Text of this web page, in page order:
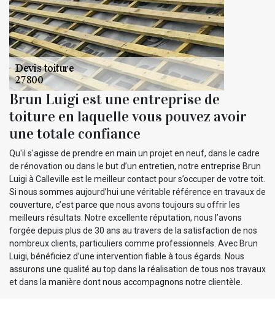
Brun Luigi est une entreprise de
toiture en laquelle vous pouvez avoir
une totale confiance
Qu'il s'agisse de prendre en main un projet en neuf, dans le cadre
de rénovation ou dans le but d’un entretien, notre entreprise Brun
Luigi à Calleville est le meilleur contact pour s’occuper de votre toit.
Si nous sommes aujourd’hui une véritable référence en travaux de
couverture, c’est parce que nous avons toujours su offrir les
meilleurs résultats. Notre excellente réputation, nous l’avons
forgée depuis plus de 30 ans au travers de la satisfaction de nos
nombreux clients, particuliers comme professionnels. Avec Brun
Luigi, bénéficiez d’une intervention fiable à tous égards. Nous
assurons une qualité au top dans la réalisation de tous nos travaux
et dans la manière dont nous accompagnons notre clientèle.